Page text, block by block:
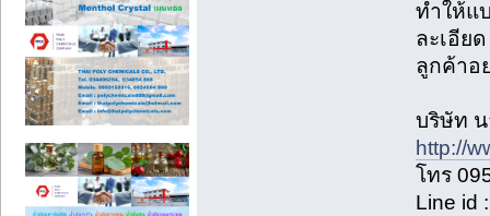
ทำให้แ
ละเอีย
ลูกค้าอ
บริษัท
http://
โทร
Line id